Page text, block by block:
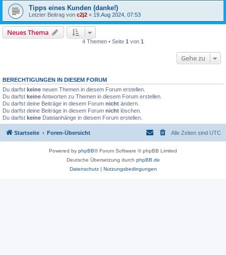
Tipps eines Kunden (danke!)
Letzter Beitrag von c2j2 « 19.Aug 2024, 07:53
Neues Thema
4 Themen • Seite 1 von 1
Gehe zu
BERECHTIGUNGEN IN DIESEM FORUM
Du darfst keine neuen Themen in diesem Forum erstellen.
Du darfst keineAntworten zu Themen in diesem Forum erstellen.
Du darfst deine Beiträge in diesem Forum nicht ändern.
Du darfst deine Beiträge in diesem Forum nicht löschen.
Du darfst keine Dateianhänge in diesem Forum erstellen.
Startseite Foren-Übersicht Alle Zeiten sind UTC
Powered by phpBB® Forum Software © phpBB Limited
Deutsche Übersetzung durch phpBB.de
Datenschutz| Nutzungsbedingungen